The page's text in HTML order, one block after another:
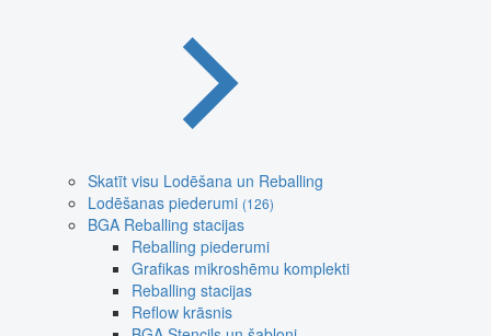
Skatīt visu Lodēšana un Reballing
Lodēšanas piederumi (126)
BGA Reballing stacijas
Reballing piederumi
Grafikas mikroshēmu komplekti
Reballing stacijas
Reflow krāsnis